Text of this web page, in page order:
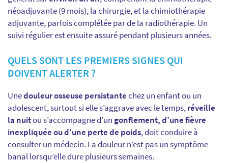
néoadjuvante (9 mois), la chirurgie, et la chimiothérapie
adjuvante, parfois complétée par de la radiothérapie. Un
suivi régulier est ensuite assuré pendant plusieurs années.
QUELS SONT LES PREMIERS SIGNES QUI
DOIVENT ALERTER ?
Unedouleur osseuse persistantechez un enfant ou un
adolescent, surtout si elle s’aggrave avec le temps,réveille
la nuitou s’accompagne d’un gonflement, d’une fièvre
inexpliquée ou d’une perte de poids, doit conduire à
consulter un médecin. La douleur n’est pas un symptôme
banal lorsqu’elle dure plusieurs semaines.